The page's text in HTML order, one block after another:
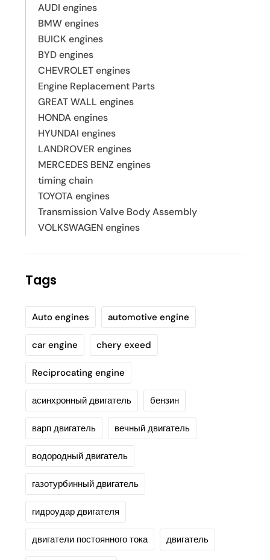
AUDI engines
BMW engines
BUICK engines
BYD engines
CHEVROLET engines
Engine Replacement Parts
GREAT WALL engines
HONDA engines
HYUNDAI engines
LANDROVER engines
MERCEDES BENZ engines
timing chain
TOYOTA engines
Transmission Valve Body Assembly
VOLKSWAGEN engines
Tags
Auto engines automotive engine
car engine chery exeed
Reciprocating engine
асинхронный двигатель бензин
варп двигатель вечный двигатель
водородный двигатель
газотурбинный двигатель
гидроудар двигателя
двигатели постоянного тока двигатель